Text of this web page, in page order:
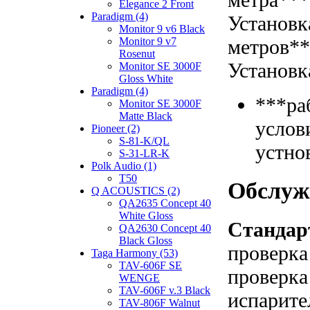
Elegance 2 Front
Paradigm (4)
Monitor 9 v6 Black
Monitor 9 v7
Rosenut
Monitor SE 3000F
Gloss White
Paradigm (4)
Monitor SE 3000F
Matte Black
Pioneer (2)
S-81-K/QL
S-31-LR-K
Polk Audio (1)
T50
Q ACOUSTICS (2)
QA2635 Concept 40
White Gloss
QA2630 Concept 40
Black Gloss
Taga Harmony (53)
TAV-606F SE
WENGE
TAV-606F v.3 Black
TAV-806F Walnut